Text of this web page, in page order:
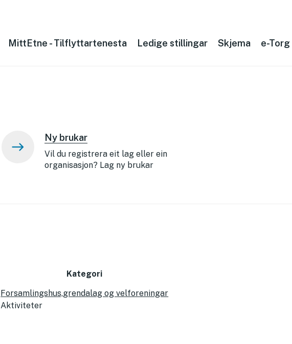
MittEtne - Tilflyttartenesta Ledige stillingar Skjema e-Torg
Ny brukar
Vil du registrera eit lag eller ein
organisasjon? Lag ny brukar
Kategori
Forsamlingshus,grendalag og velforeningar
Aktiviteter